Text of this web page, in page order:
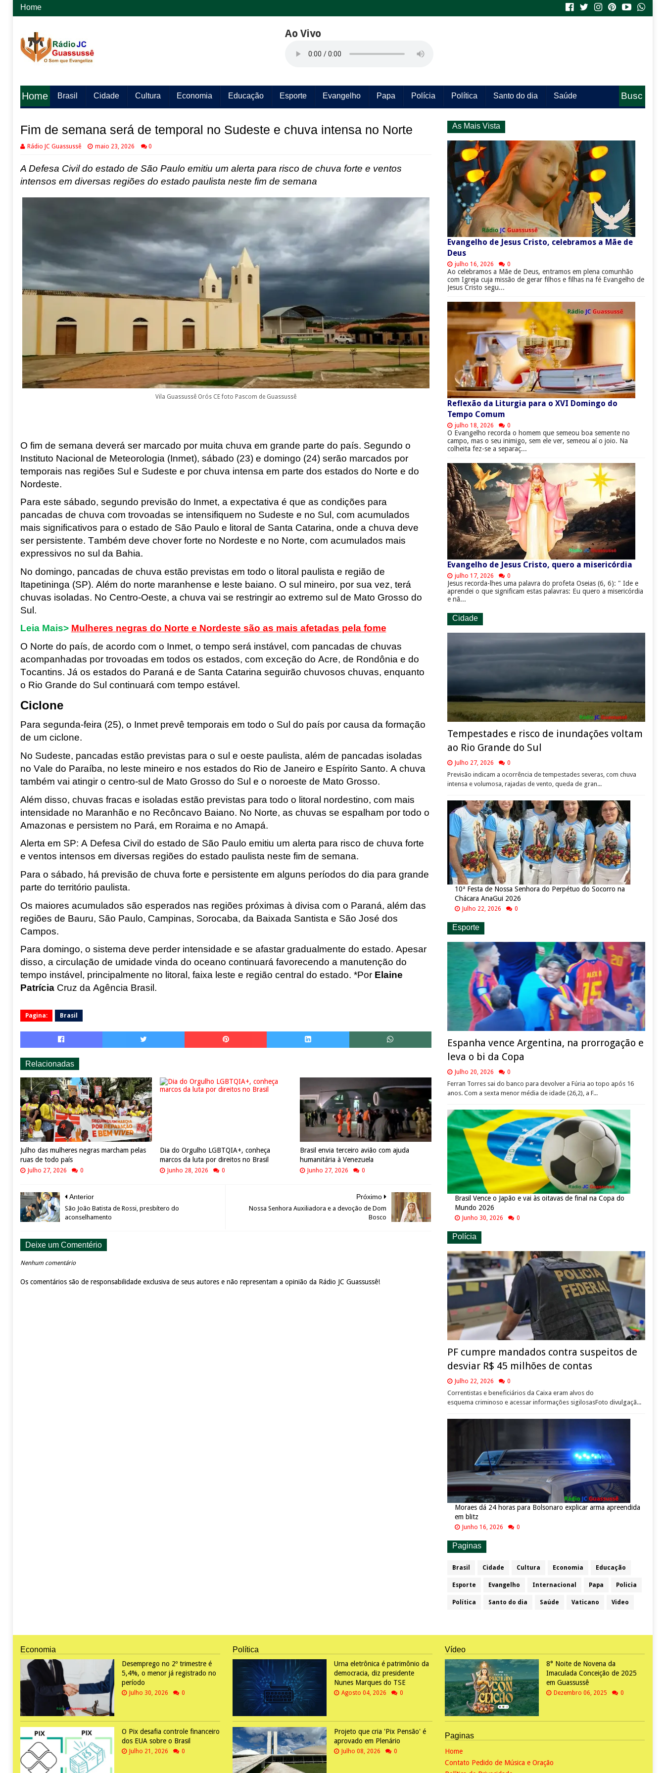
Home
Ao Vivo
Home Brasil Cidade Cultura Economia Educação Esporte Evangelho Papa Polícia Política Santo do dia Saúde
Busc
Fim de semana será de temporal no Sudeste e chuva intensa no Norte
Rádio JC Guassussê maio 23, 2026 0
A Defesa Civil do estado de São Paulo emitiu um alerta para risco de chuva forte e ventos
intensos em diversas regiões do estado paulista neste fim de semana
Vila Guassussê Orós CE foto Pascom de Guassussê
O fim de semana deverá ser marcado por muita chuva em grande parte do país. Segundo o
Instituto Nacional de Meteorologia (Inmet), sábado (23) e domingo (24) serão marcados por
temporais nas regiões Sul e Sudeste e por chuva intensa em parte dos estados do Norte e do
Nordeste.
Para este sábado, segundo previsão do Inmet, a expectativa é que as condições para
pancadas de chuva com trovoadas se intensifiquem no Sudeste e no Sul, com acumulados
mais significativos para o estado de São Paulo e litoral de Santa Catarina, onde a chuva deve
ser persistente. Também deve chover forte no Nordeste e no Norte, com acumulados mais
expressivos no sul da Bahia.
No domingo, pancadas de chuva estão previstas em todo o litoral paulista e região de
Itapetininga (SP). Além do norte maranhense e leste baiano. O sul mineiro, por sua vez, terá
chuvas isoladas. No Centro-Oeste, a chuva vai se restringir ao extremo sul de Mato Grosso do
Sul.
Leia Mais> Mulheres negras do Norte e Nordeste são as mais afetadas pela fome
O Norte do país, de acordo com o Inmet, o tempo será instável, com pancadas de chuvas
acompanhadas por trovoadas em todos os estados, com exceção do Acre, de Rondônia e do
Tocantins. Já os estados do Paraná e de Santa Catarina seguirão chuvosos chuvas, enquanto
o Rio Grande do Sul continuará com tempo estável.
Ciclone
Para segunda-feira (25), o Inmet prevê temporais em todo o Sul do país por causa da formação
de um ciclone.
No Sudeste, pancadas estão previstas para o sul e oeste paulista, além de pancadas isoladas
no Vale do Paraíba, no leste mineiro e nos estados do Rio de Janeiro e Espírito Santo. A chuva
também vai atingir o centro-sul de Mato Grosso do Sul e o noroeste de Mato Grosso.
Além disso, chuvas fracas e isoladas estão previstas para todo o litoral nordestino, com mais
intensidade no Maranhão e no Recôncavo Baiano. No Norte, as chuvas se espalham por todo o
Amazonas e persistem no Pará, em Roraima e no Amapá.
Alerta em SP: A Defesa Civil do estado de São Paulo emitiu um alerta para risco de chuva forte
e ventos intensos em diversas regiões do estado paulista neste fim de semana.
Para o sábado, há previsão de chuva forte e persistente em alguns períodos do dia para grande
parte do território paulista.
Os maiores acumulados são esperados nas regiões próximas à divisa com o Paraná, além das
regiões de Bauru, São Paulo, Campinas, Sorocaba, da Baixada Santista e São José dos
Campos.
Para domingo, o sistema deve perder intensidade e se afastar gradualmente do estado. Apesar
disso, a circulação de umidade vinda do oceano continuará favorecendo a manutenção do
tempo instável, principalmente no litoral, faixa leste e região central do estado. *Por Elaine
PatríciaCruz da Agência Brasil.
Pagina: Brasil
Relacionadas
Julho das mulheres negras marcham pelas
ruas de todo país
Julho 27, 2026 0
Dia do Orgulho LGBTQIA+, conheça
marcos da luta por direitos no Brasil
Junho 28, 2026 0
Brasil envia terceiro avião com ajuda
humanitária à Venezuela
Junho 27, 2026 0
Próximo
Nossa Senhora Auxiliadora e a devoção de Dom
Bosco
Anterior
São João Batista de Rossi, presbítero do
aconselhamento
Deixe um Comentério
Nenhum comentário
Os comentários são de responsabilidade exclusiva de seus autores e não representam a opinião da Rádio JC Guassussê!
As Mais Vista
Evangelho de Jesus Cristo, celebramos a Mãe de
Deus
julho 16, 2026 0
Ao celebramos a Mãe de Deus, entramos em plena comunhão
com Igreja cuja missão de gerar filhos e filhas na fé Evangelho de
Jesus Cristo segu...
Reflexão da Liturgia para o XVI Domingo do
Tempo Comum
julho 18, 2026 0
O Evangelho recorda o homem que semeou boa semente no
campo, mas o seu inimigo, sem ele ver, semeou aí o joio. Na
colheita fez-se a separaç...
Evangelho de Jesus Cristo, quero a misericórdia
julho 17, 2026 0
Jesus recorda-lhes uma palavra do profeta Oseias (6, 6): " Ide e
aprendei o que significam estas palavras: Eu quero a misericórdia
e nã...
Cidade
Tempestades e risco de inundações voltam
ao Rio Grande do Sul
Julho 27, 2026 0
Previsão indicam a ocorrência de tempestades severas, com chuva
intensa e volumosa, rajadas de vento, queda de gran...
10ª Festa de Nossa Senhora do Perpétuo do Socorro na
Chácara AnaGui 2026
Julho 22, 2026 0
Esporte
Espanha vence Argentina, na prorrogação e
leva o bi da Copa
Julho 20, 2026 0
Ferran Torres sai do banco para devolver a Fúria ao topo após 16
anos. Com a sexta menor média de idade (26,2), a F...
Brasil Vence o Japão e vai às oitavas de final na Copa do
Mundo 2026
Junho 30, 2026 0
Polícia
PF cumpre mandados contra suspeitos de
desviar R$ 45 milhões de contas
Julho 22, 2026 0
Correntistas e beneficiários da Caixa eram alvos do
esquema criminoso e acessar informações sigilosasFoto divulgaçã...
Moraes dá 24 horas para Bolsonaro explicar arma apreendida
em blitz
Junho 16, 2026 0
Paginas
Brasil Cidade Cultura Economia Educação
Esporte Evangelho Internacional Papa Policia
Política Santo do dia Saúde Vaticano Video
Economia
Desemprego no 2º trimestre é
5,4%, o menor já registrado no
período
Julho 30, 2026 0
O Pix desafia controle financeiro
dos EUA sobre o Brasil
Julho 21, 2026 0
Política
Urna eletrônica é patrimônio da
democracia, diz presidente
Nunes Marques do TSE
Agosto 04, 2026 0
Projeto que cria 'Pix Pensão' é
aprovado em Plenário
Julho 08, 2026 0
Vídeo
8° Noite de Novena da
Imaculada Conceição de 2025
em Guassussê
Dezembro 06, 2025 0
Paginas
Home
Contato Pedido de Música e Oração